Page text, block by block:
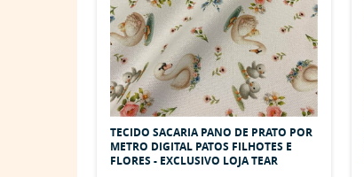
TECIDO SACARIA PANO DE PRATO POR
METRO DIGITAL PATOS FILHOTES E
FLORES - EXCLUSIVO LOJA TEAR